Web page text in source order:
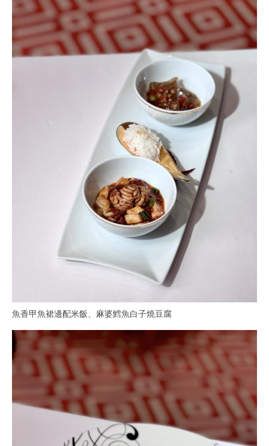
魚香甲魚裙邊配米飯、麻婆鱈魚白子燒豆腐